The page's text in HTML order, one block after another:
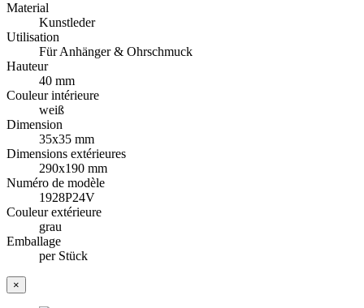
Material
Kunstleder
Utilisation
Für Anhänger & Ohrschmuck
Hauteur
40 mm
Couleur intérieure
weiß
Dimension
35x35 mm
Dimensions extérieures
290x190 mm
Numéro de modèle
1928P24V
Couleur extérieure
grau
Emballage
per Stück
×